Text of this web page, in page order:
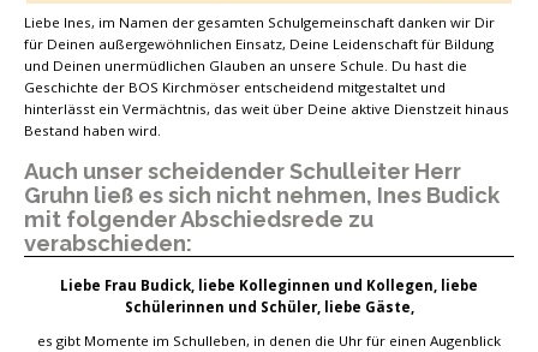
Liebe Ines, im Namen der gesamten Schulgemeinschaft danken wir Dir
für Deinen außergewöhnlichen Einsatz, Deine Leidenschaft für Bildung
und Deinen unermüdlichen Glauben an unsere Schule. Du hast die
Geschichte der BOS Kirchmöser entscheidend mitgestaltet und
hinterlässt ein Vermächtnis, das weit über Deine aktive Dienstzeit hinaus
Bestand haben wird.
Auch unser scheidender Schulleiter Herr
Gruhn ließ es sich nicht nehmen, Ines Budick
mit folgender Abschiedsrede zu
verabschieden:
Liebe Frau Budick, liebe Kolleginnen und Kollegen, liebe
Schülerinnen und Schüler, liebe Gäste,
es gibt Momente im Schulleben, in denen die Uhr für einen Augenblick